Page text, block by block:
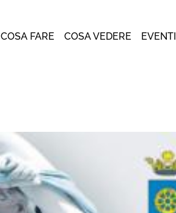
COSA FARE COSA VEDERE EVENTI